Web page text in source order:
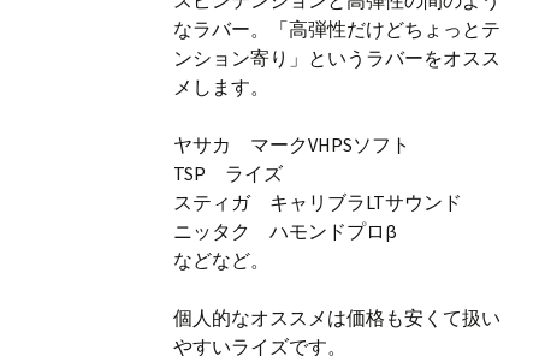
なラバー。「高弾性だけどちょっとテ
ンション寄り」というラバーをオスス
メします。
ヤサカ マークVHPSソフト
TSP ライズ
スティガ キャリブラLTサウンド
ニッタク ハモンドプロβ
などなど。
個人的なオススメは価格も安くて扱い
やすいライズです。